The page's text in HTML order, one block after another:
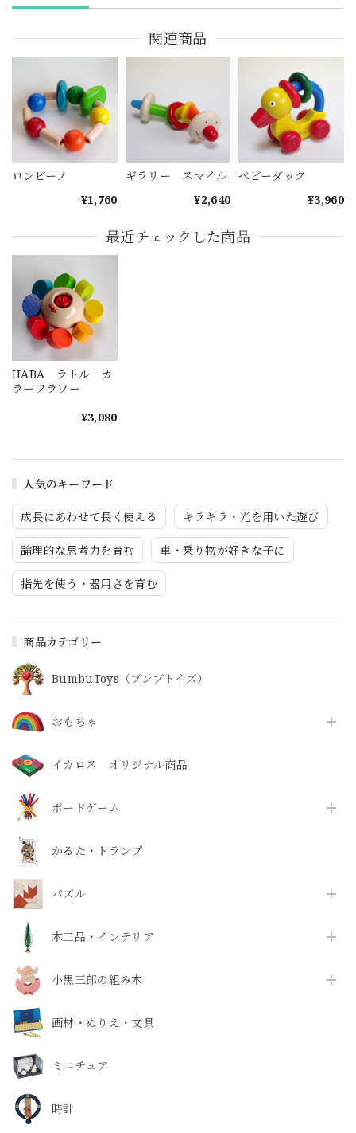
人気のキーワード
成長にあわせて長く使える キラキラ・光を用いた遊び
論理的な思考力を育む 車・乗り物が好きな子に
指先を使う・器用さを育む
商品カテゴリー
BumbuToys（ブンブトイズ）
おもちゃ
イカロス オリジナル商品
ボードゲーム
かるた・トランプ
パズル
木工品・インテリア
小黒三郎の組み木
画材・ぬりえ・文具
ミニチュア
時計
関連商品
ロンビーノ
¥1,760
ギラリー スマイル
¥2,640
ベビーダック
¥3,960
最近チェックした商品
HABA ラトル カ
ラーフラワー
¥3,080